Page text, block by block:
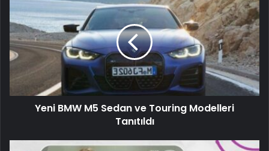
Yeni BMW M5 Sedan ve Touring Modelleri
Tanıtıldı